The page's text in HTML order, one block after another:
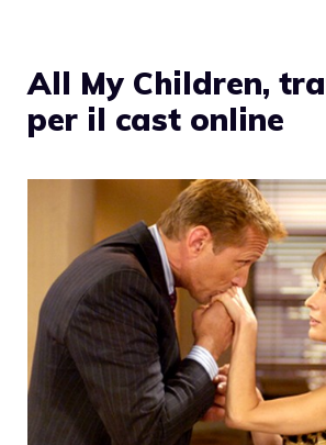
All My Children,
per il cast online